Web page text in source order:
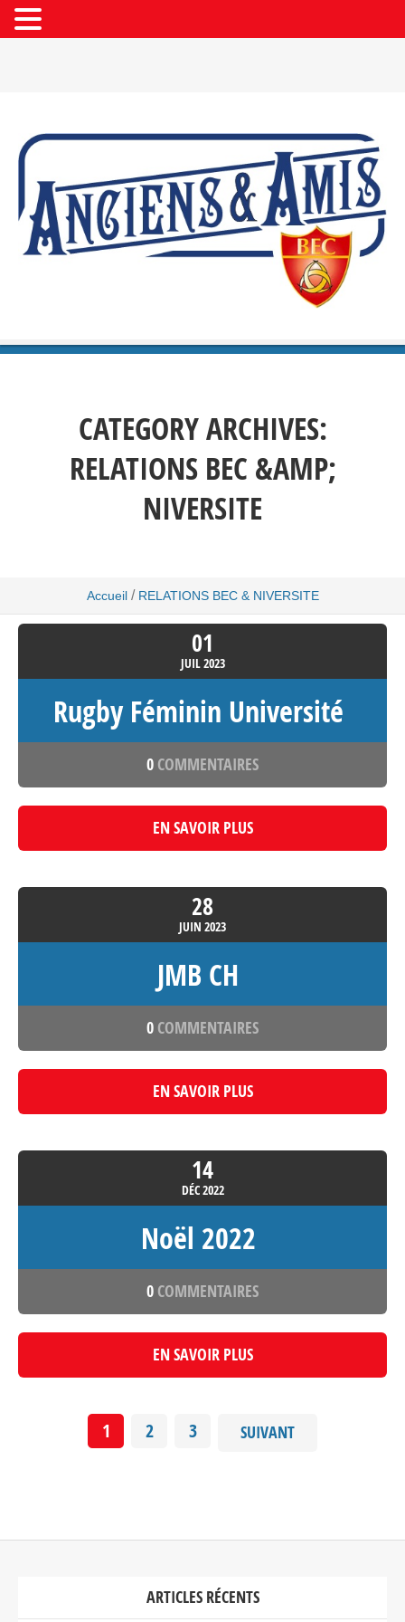
CATEGORY ARCHIVES:
RELATIONS BEC &AMP;
NIVERSITE
Accueil / RELATIONS BEC & NIVERSITE
01
JUIL2023
Rugby Féminin Université
0 COMMENTAIRES
EN SAVOIR PLUS
28
JUIN 2023
JMB CH
0 COMMENTAIRES
EN SAVOIR PLUS
14
DÉC2022
Noël 2022
0 COMMENTAIRES
EN SAVOIR PLUS
1 2 3 SUIVANT
ARTICLES RÉCENTS